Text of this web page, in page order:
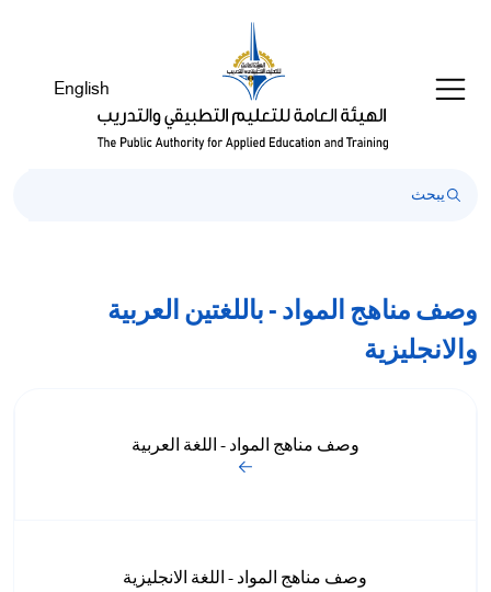
English
وصف مناهج المواد - باللغتين العربية
والانجليزية
وصف مناهج المواد - اللغة العربية
وصف مناهج المواد - اللغة الانجليزية